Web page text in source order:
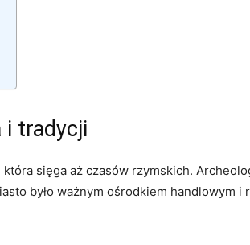
i tradycji
sięga‍ aż czasów rzymskich.
⁣było‌ ważnym ośrodkiem handlowym i